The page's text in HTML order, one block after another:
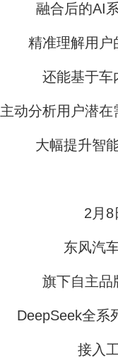
融合后的AI
精准理解用户
还能基于车
主动分析用户潜在
大幅提升智
2月8
东风汽
旗下自主品
DeepSeek全系
接入